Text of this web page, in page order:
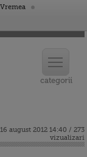
Vremea
16 august 2012 14:40 / 273
vizualizari